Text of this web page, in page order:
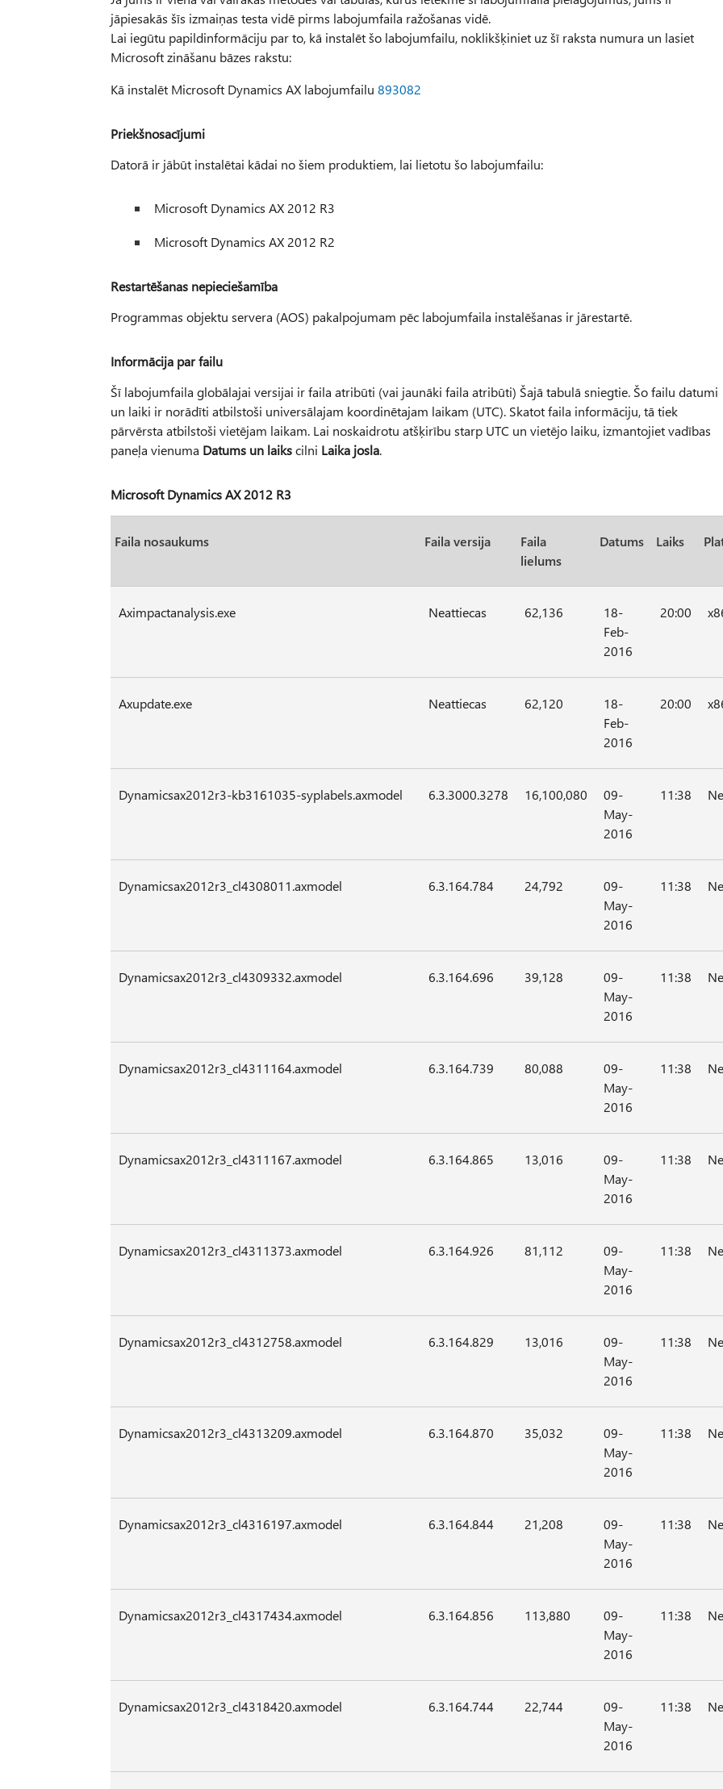
jāpiesakās šīs izmaiņas testa vidē pirms labojumfaila ražošanas vidē.
Lai iegūtu papildinformāciju par to, kā instalēt šo labojumfailu, noklikšķiniet uz šī raksta numura un lasiet
Microsoft zināšanu bāzes rakstu:
Kā instalēt Microsoft Dynamics AX labojumfailu 893082
Priekšnosacījumi
Datorā ir jābūt instalētai kādai no šiem produktiem, lai lietotu šo labojumfailu:
Microsoft Dynamics AX 2012 R3
Microsoft Dynamics AX 2012 R2
Restartēšanas nepieciešamība
Programmas objektu servera (AOS) pakalpojumam pēc labojumfaila instalēšanas ir jārestartē.
Informācija par failu
Šī labojumfaila globālajai versijai ir faila atribūti (vai jaunāki faila atribūti) Šajā tabulā sniegtie. Šo failu datumi
un laiki ir norādīti atbilstoši universālajam koordinētajam laikam (UTC). Skatot faila informāciju, tā tiek
pārvērsta atbilstoši vietējam laikam. Lai noskaidrotu atšķirību starp UTC un vietējo laiku, izmantojiet vadības
paneļa vienuma Datums un laikscilni Laika josla.
Microsoft Dynamics AX 2012 R3
Faila nosaukums Faila versija
Faila
lielums
Datums Laiks
Aximpactanalysis.exe Neattiecas 62,136
18-
Feb-
2016
20:00
Axupdate.exe Neattiecas 62,120
18-
Feb-
2016
20:00
Dynamicsax2012r3-kb3161035-syplabels.axmodel 6.3.3000.3278 16,100,080
09-
May-
2016
11:38
Dynamicsax2012r3_cl4308011.axmodel 6.3.164.784 24,792
09-
May-
2016
11:38
Dynamicsax2012r3_cl4309332.axmodel 6.3.164.696 39,128
09-
May-
2016
11:38
Dynamicsax2012r3_cl4311164.axmodel 6.3.164.739 80,088
09-
May-
2016
11:38
Dynamicsax2012r3_cl4311167.axmodel 6.3.164.865 13,016
09-
May-
2016
11:38
Dynamicsax2012r3_cl4311373.axmodel 6.3.164.926 81,112
09-
May-
2016
11:38
Dynamicsax2012r3_cl4312758.axmodel 6.3.164.829 13,016
09-
May-
2016
11:38
Dynamicsax2012r3_cl4313209.axmodel 6.3.164.870 35,032
09-
May-
2016
11:38
Dynamicsax2012r3_cl4316197.axmodel 6.3.164.844 21,208
09-
May-
2016
11:38
Dynamicsax2012r3_cl4317434.axmodel 6.3.164.856 113,880
09-
May-
2016
11:38
Dynamicsax2012r3_cl4318420.axmodel 6.3.164.744 22,744
09-
May-
2016
11:38